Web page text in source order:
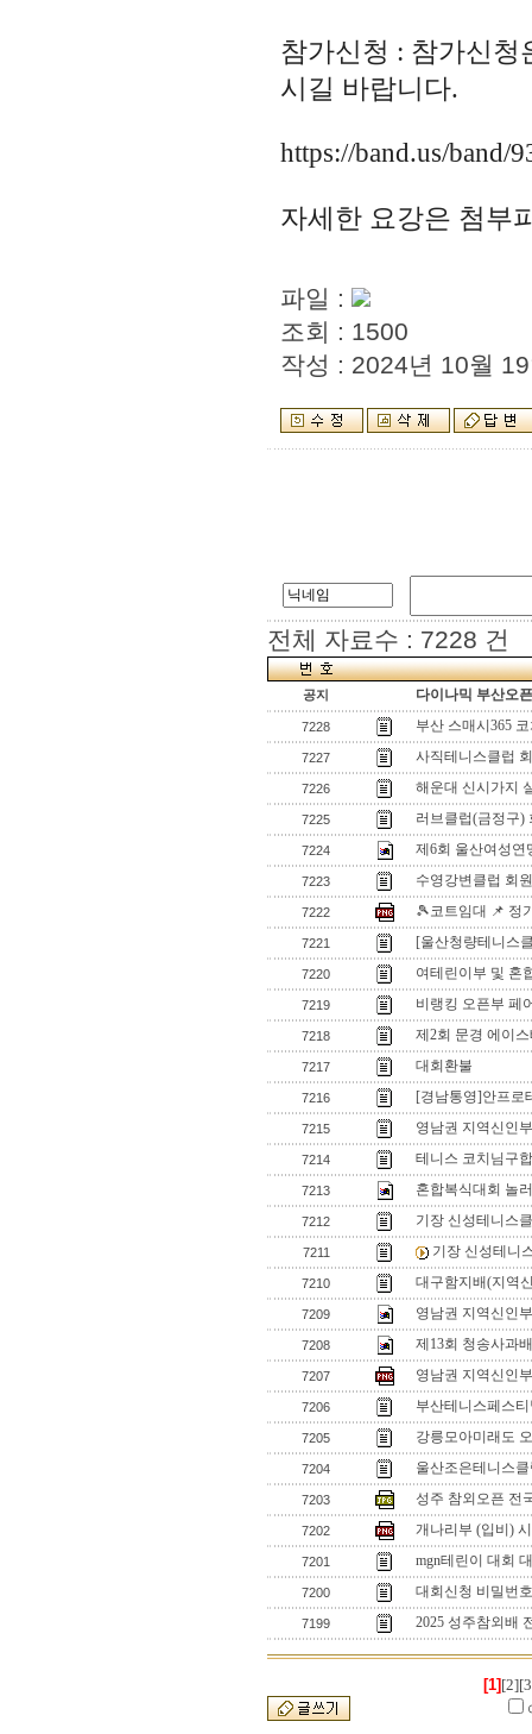
참가신청 : 참가신청
시길 바랍니다.
https://band.us/band/
자세한 요강은 첨부
파일 :
조회 : 1500
작성 : 2024년 10월
전체 자료수 : 7228 건
공지 다이나믹 부산오
7228 부산 스매시365
7227 사직테니스클럽
7226 해운대 신시가지
7225 러브클럽(금정구)
7224 제6회 울산여성연
7223 수영강변클럽 회
7222 🎾코트임대 📌 정
7221 [울산청량테니스
7220 여테린이부 및 혼
7219 비랭킹 오픈부 페
7218 제2회 문경 에이
7217 대회환불
7216 [경남통영]안프로
7215 영남권 지역신인부
7214 테니스 코치님구
7213 혼합복식대회 놀
7212 기장 신성테니스
7211 기장 신성테니
7210 대구함지배(지역
7209 영남권 지역신인
7208 제13회 청송사과
7207 영남권 지역신인
7206 부산테니스페스
7205 강릉모아미래도
7204 울산조은테니스
7203 성주 참외오픈 전
7202 개나리부 (입비)
7201 mgn테린이 대회
7200 대회신청 비밀번호
7199 2025 성주참외배
[1] [2]